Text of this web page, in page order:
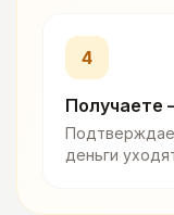
4
Получаете
деньги